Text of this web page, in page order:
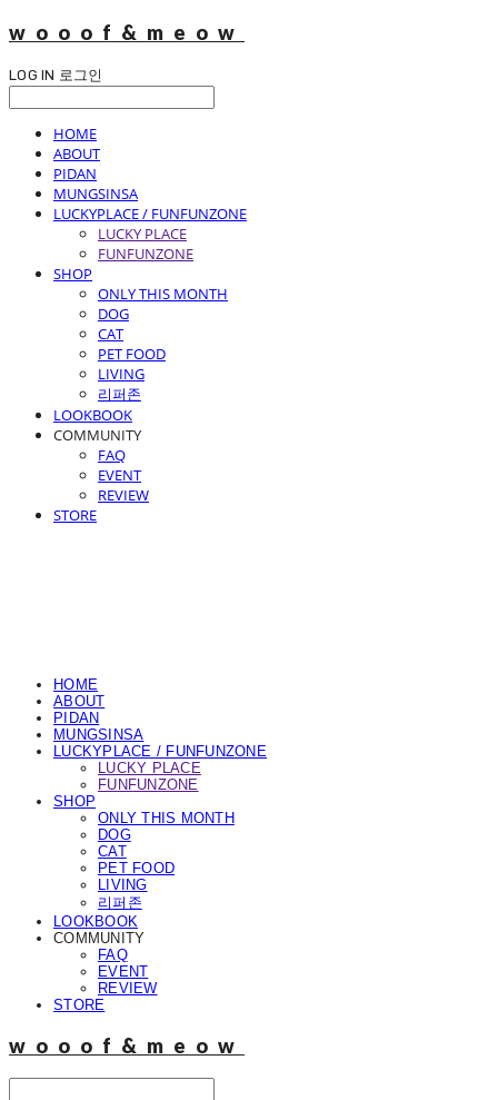
wooof&meow
LOG IN 로그인
HOME
ABOUT
PIDAN
MUNGSINSA
LUCKYPLACE / FUNFUNZONE
LUCKY PLACE
FUNFUNZONE
SHOP
ONLY THIS MONTH
DOG
CAT
PET FOOD
LIVING
리퍼존
LOOKBOOK
COMMUNITY
FAQ
EVENT
REVIEW
STORE
HOME
ABOUT
PIDAN
MUNGSINSA
LUCKYPLACE / FUNFUNZONE
LUCKY PLACE
FUNFUNZONE
SHOP
ONLY THIS MONTH
DOG
CAT
PET FOOD
LIVING
리퍼존
LOOKBOOK
COMMUNITY
FAQ
EVENT
REVIEW
STORE
wooof&meow